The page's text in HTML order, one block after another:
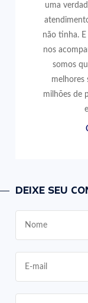
uma
não tinha.
nos
somos
melhores
milhões de
DEIXE SEU